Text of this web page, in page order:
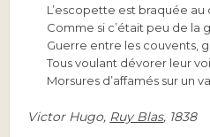
L’escopette est braquée au
Comme si c’était peu de la
Guerre entre les couvents,
Tous voulant dévorer leur
Morsures d’affamés sur un
Victor Hugo, Ruy Blas, 1838